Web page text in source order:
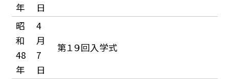
年
日
昭
和
48
年
4
月
7
日
第１９回入学式